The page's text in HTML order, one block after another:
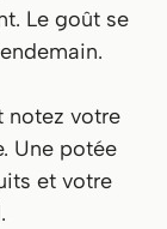
Le goût se
notez votre
Une potée
et votre